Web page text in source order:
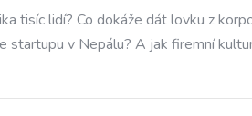
tisíc lidí? Co dokáže dát lovku z
startupu v Nepálu? A jak firemní